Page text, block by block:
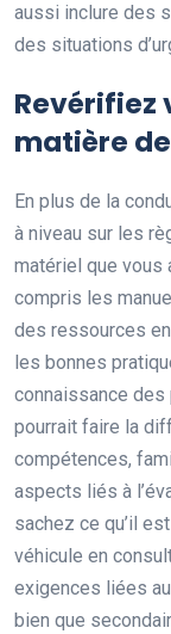
aussi inclure des
des situations
Revérifiez
matière
En plus de la
à niveau sur les
matériel que vous
compris les
des ressources
les bonnes
connaissance
pourrait faire la
compétences,
aspects liés à
sachez ce qu’il
véhicule en
exigences liées au
bien que